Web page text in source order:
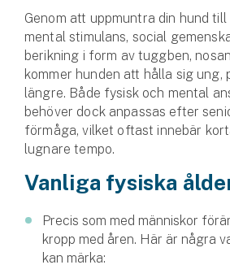
Drönarförsäkring
För förmedlare
Gruppförsäkringar
Kommunolycksfall
Se alla
Genom att uppmuntra din hund
mental stimulans, social
berikning i form av tuggben,
kommer hunden att hålla sig ung,
längre. Både fysisk och mental
behöver dock anpassas efter
förmåga, vilket oftast innebär
lugnare tempo.
Vanliga fysiska
Precis som med människor
kropp med åren. Här är några
kan märka: